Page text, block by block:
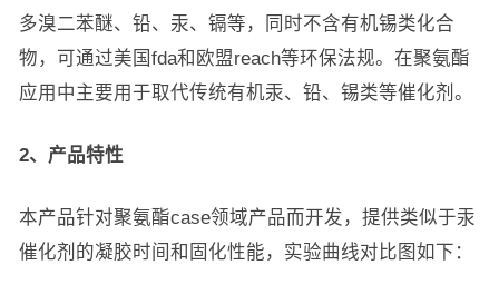
多溴二苯醚、铅、汞、镉等，同时不含有机锡类化合
物，可通过美国fda和欧盟reach等环保法规。在聚氨酯
应用中主要用于取代传统有机汞、铅、锡类等催化剂。
2、 产品特性
本产品针对聚氨酯case领域产品而开发，提供类似于汞
催化剂的凝胶时间和固化性能，实验曲线对比图如下：